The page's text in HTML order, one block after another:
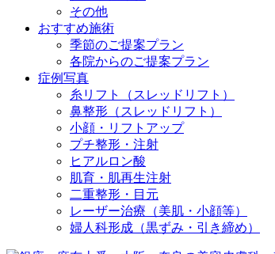
その他
おすすめ施術
季節のご提案プラン
各院からのご提案プラン
症例写真
糸リフト（スレッドリフト）
鼻整形（スレッドリフト）
小顔・リフトアップ
プチ整形・注射
ヒアルロン酸
肌育・肌再生注射
二重整形・目元
レーザー治療（美肌・小顔等）
婦人科形成（黒ずみ・引き締め）